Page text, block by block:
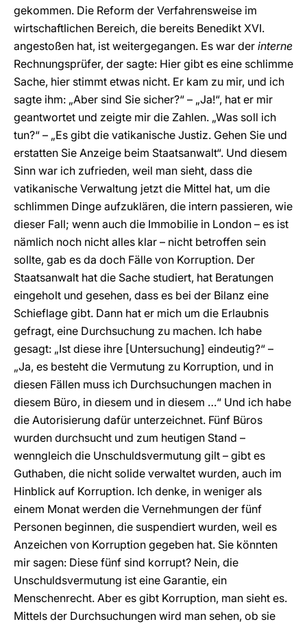
gekommen. Die Reform der Verfahrensweise im
wirtschaftlichen Bereich, die bereits Benedikt XVI.
angestoßen hat, ist weitergegangen. Es war der interne
Rechnungsprüfer, der sagte: Hier gibt es eine schlimme
Sache, hier stimmt etwas nicht. Er kam zu mir, und ich
sagte ihm: „Aber sind Sie sicher?“ – „Ja!“, hat er mir
geantwortet und zeigte mir die Zahlen. „Was soll ich
tun?“ – „Es gibt die vatikanische Justiz. Gehen Sie und
erstatten Sie Anzeige beim Staatsanwalt“. Und diesem
Sinn war ich zufrieden, weil man sieht, dass die
vatikanische Verwaltung jetzt die Mittel hat, um die
schlimmen Dinge aufzuklären, die intern passieren, wie
dieser Fall; wenn auch die Immobilie in London – es ist
nämlich noch nicht alles klar – nicht betroffen sein
sollte, gab es da doch Fälle von Korruption. Der
Staatsanwalt hat die Sache studiert, hat Beratungen
eingeholt und gesehen, dass es bei der Bilanz eine
Schieflage gibt. Dann hat er mich um die Erlaubnis
gefragt, eine Durchsuchung zu machen. Ich habe
gesagt: „Ist diese ihre [Untersuchung] eindeutig?“ –
„Ja, es besteht die Vermutung zu Korruption, und in
diesen Fällen muss ich Durchsuchungen machen in
diesem Büro, in diesem und in diesem …“ Und ich habe
die Autorisierung dafür unterzeichnet. Fünf Büros
wurden durchsucht und zum heutigen Stand –
wenngleich die Unschuldsvermutung gilt – gibt es
Guthaben, die nicht solide verwaltet wurden, auch im
Hinblick auf Korruption. Ich denke, in weniger als
einem Monat werden die Vernehmungen der fünf
Personen beginnen, die suspendiert wurden, weil es
Anzeichen von Korruption gegeben hat. Sie könnten
mir sagen: Diese fünf sind korrupt? Nein, die
Unschuldsvermutung ist eine Garantie, ein
Menschenrecht. Aber es gibt Korruption, man sieht es.
Mittels der Durchsuchungen wird man sehen, ob sie